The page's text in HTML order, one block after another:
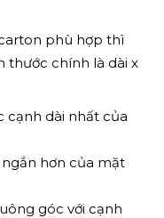
phù hợp thì
thước chính là dài x
cạnh dài nhất của
hơn của mặt
góc với cạnh